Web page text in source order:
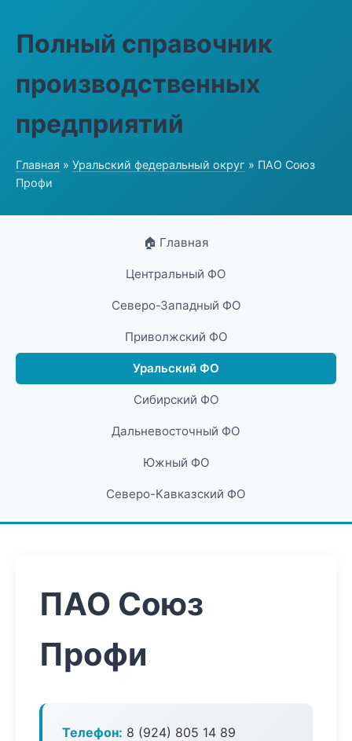
Полный справочник
производственных
предприятий
Главная » Уральский федеральный округ » ПАО Союз
Профи
🏠 Главная
Центральный ФО
Северо-Западный ФО
Приволжский ФО
Уральский ФО
Сибирский ФО
Дальневосточный ФО
Южный ФО
Северо-Кавказский ФО
ПАО Союз
Профи
Телефон: 8 (924) 805 14 89